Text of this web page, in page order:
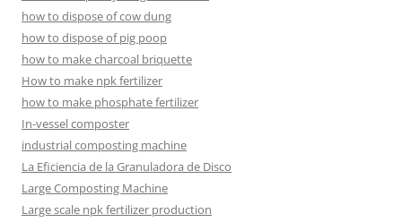
how to dispose of cow dung
how to dispose of pig poop
how to make charcoal briquette
How to make npk fertilizer
how to make phosphate fertilizer
In-vessel composter
industrial composting machine
La Eficiencia de la Granuladora de Disco
Large Composting Machine
Large scale npk fertilizer production